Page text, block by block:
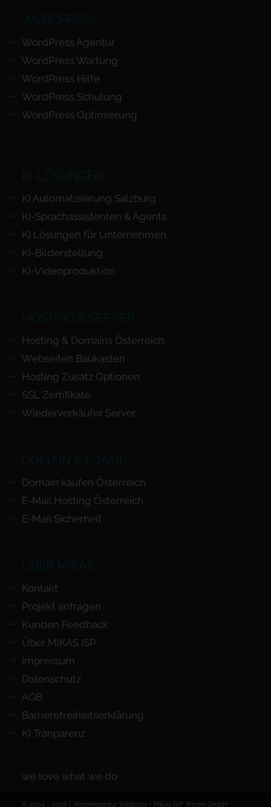
WORDPRESS
WordPress Agentur
WordPress Wartung
WordPress Hilfe
WordPress Schulung
WordPress Optimierung
KI-LÖSUNGEN
KI Automatisierung Salzburg
KI-Sprachassistenten & Agents
KI Lösungen für Unternehmen
KI-Bilderstellung
KI-Videoproduktion
HOSTING & SERVER
Hosting & Domains Österreich
Webseiten Baukasten
Hosting Zusatz Optionen
SSL Zertifikate
Wiederverkäufer Server
DOMAIN & E-MAIL
Domain kaufen Österreich
E-Mail Hosting Österreich
E-Mail Sicherheit
ÜBER MIKAS
Kontakt
Projekt anfragen
Kunden Feedback
Über MIKAS ISP
Impressum
Datenschutz
AGB
Barrierefreiheits­erklärung
KI Tranparenz
we love what we do
© 2004 - 2026 | Werbeagentur Salzburg - Mikas ISP Werbe GmbH